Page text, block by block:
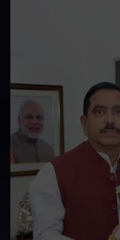
तकनीकी